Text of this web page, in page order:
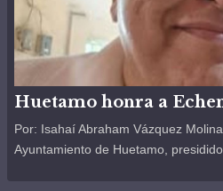
Huetamo honra a
Por: Isahaí Abraham Vázquez
Ayuntamiento de Huetamo, presidido